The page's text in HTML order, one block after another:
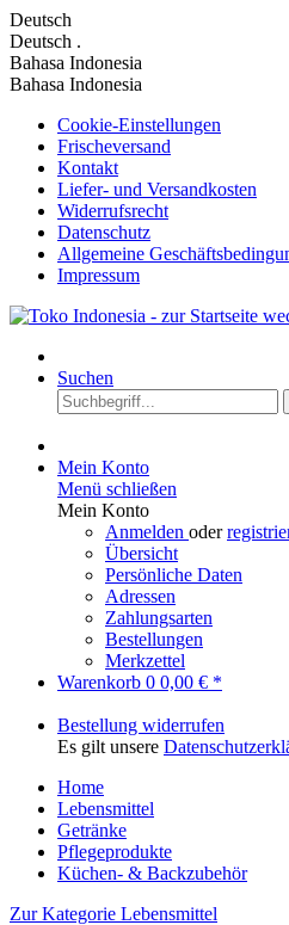
Deutsch
Deutsch .
Bahasa Indonesia
Bahasa Indonesia
Cookie-Einstellungen
Frischeversand
Kontakt
Liefer- und Versandkosten
Widerrufsrecht
Datenschutz
Allgemeine
Impressum
Suchen
Mein Konto
Menü schließen
Mein Konto
Anmelden oder
Übersicht
Persönliche Daten
Adressen
Zahlungsarten
Bestellungen
Merkzettel
Warenkorb 0 0,00 € *
Bestellung widerrufen
Es gilt unsere
Home
Lebensmittel
Getränke
Pflegeprodukte
Küchen- & Backzubehör
Zur Kategorie Lebensmittel